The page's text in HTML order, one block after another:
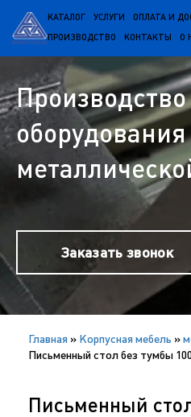
КАТАЛОГ УСЛУГИ ОПЛАТА И
ПРОИЗВОДСТВО КОНТАКТЫ О
Производство
Заказать звонок
Главная » Корпусная мебель »
Письменный стол без тумбы
Письменный